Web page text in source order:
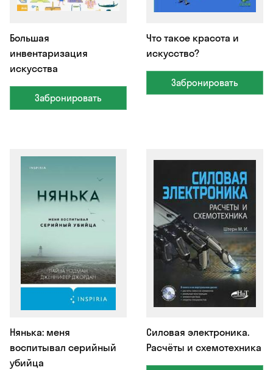
Большая
инвентаризация
искусства
Забронировать
Что такое красота и
искусство?
Забронировать
Нянька: меня
воспитывал серийный
убийца
Силовая электроника.
Расчёты и схемотехника